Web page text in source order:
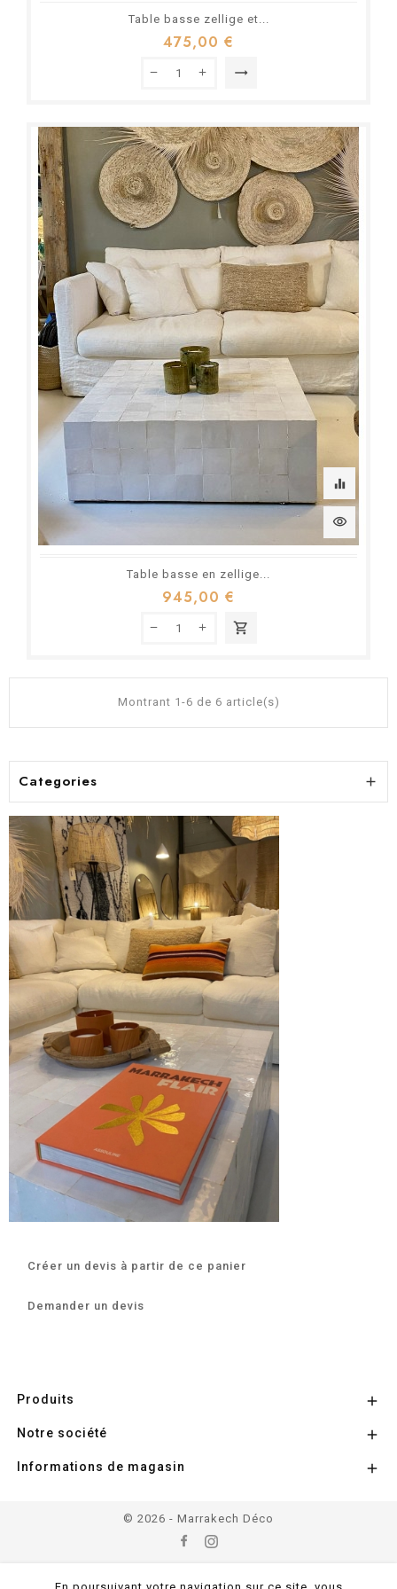
Table basse zellige et...
475,00 €
trending_flat
equalizer
visibility
Table basse en zellige...
945,00 €
shopping_cart
Montrant 1-6 de 6 article(s)
Categories 
Créer un devis à partir de ce panier
Demander un devis
Produits 
Notre société 
Informations de magasin 
© 2026 - Marrakech Déco
En poursuivant votre navigation sur ce site, vous